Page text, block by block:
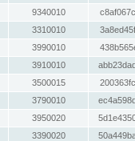
9340010
3310010
3990010
3910010
3500015
3790010
3950020
3390020